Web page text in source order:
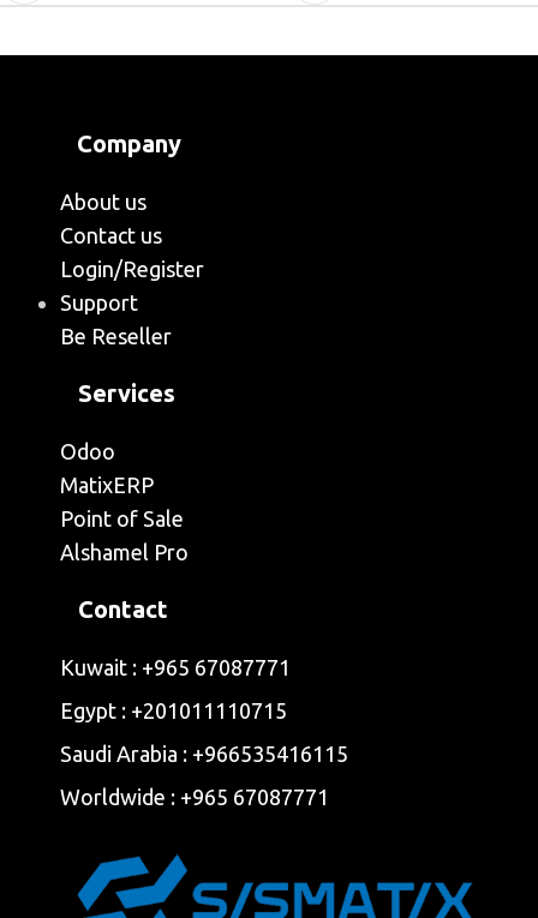
Company
About us
Contact us
Login/Register
Support
Be Reseller
Services
Odoo
MatixERP
Point of Sale
Alshamel Pro
Contact
Kuwait : +965 67087771
Egypt : ‭+201011110715‬
Saudi Arabia : +966535416115
Worldwide : +965 67087771